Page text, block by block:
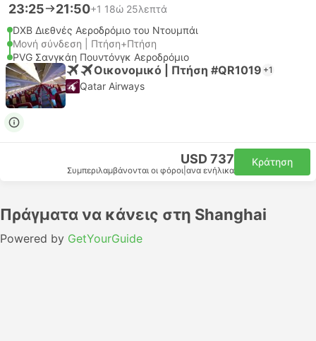
23:25 21:50+1 18ώ 25λεπτά
DXB Διεθνές Αεροδρόμιο του Ντουμπάι
Μονή σύνδεση | Πτήση+Πτήση
PVG Σανγκάη Πουντόνγκ Αεροδρόμιο
Οικονομικό | Πτήση #QR1019 +1
Qatar Airways
USD 737
Συμπεριλαμβάνονται οι φόροι ανα ενήλικα
Κράτηση
Πράγματα να κάνεις στη Shanghai
Powered by GetYourGuide